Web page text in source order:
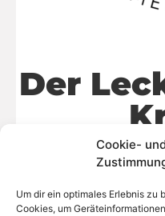
Cookie-
Um dir ein optimales Erlebnis
Cookies, um
Der